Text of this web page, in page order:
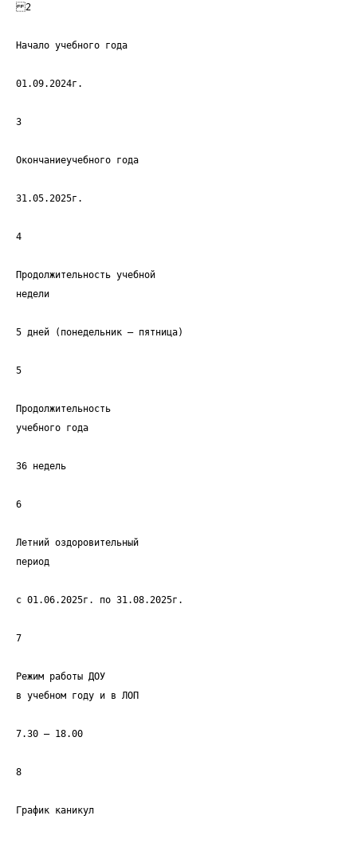
2
Начало учебного года
01.09.2024г.
3
Окончаниеучебного года
31.05.2025г.
4
Продолжительность учебной
недели
5 дней (понедельник – пятница)
5
Продолжительность
учебного года
36 недель
6
Летний оздоровительный
период
с 01.06.2025г. по 31.08.2025г.
7
Режим работы ДОУ
в учебном году и в ЛОП
7.30 – 18.00
8
График каникул